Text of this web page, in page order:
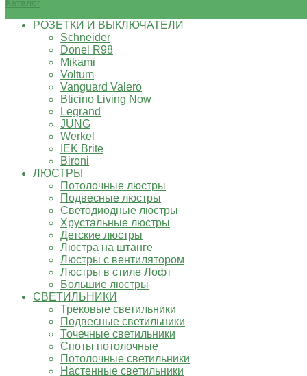
Каталог
РОЗЕТКИ И ВЫКЛЮЧАТЕЛИ
Schneider
Donel R98
Mikami
Voltum
Vanguard Valero
Bticino Living Now
Legrand
JUNG
Werkel
IEK Brite
Bironi
ЛЮСТРЫ
Потолочные люстры
Подвесные люстры
Светодиодные люстры
Хрустальные люстры
Детские люстры
Люстра на штанге
Люстры с вентилятором
Люстры в стиле Лофт
Большие люстры
СВЕТИЛЬНИКИ
Трековые светильники
Подвесные светильники
Точечные светильники
Споты потолочные
Потолочные светильники
Настенные светильники